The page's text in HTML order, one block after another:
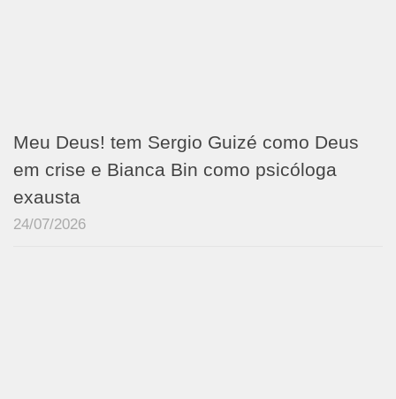
Meu Deus! tem Sergio Guizé como Deus
em crise e Bianca Bin como psicóloga
exausta
24/07/2026